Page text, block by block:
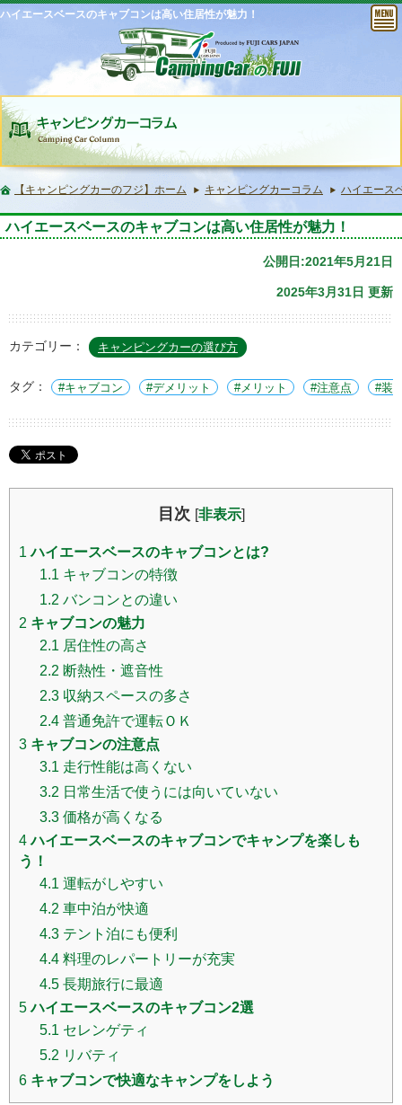
ハイエースベースのキャブコンは高い住居性が魅力！
【キャンピングカーのフジ】ホーム キャンピングカーコラム ハイエース
ハイエースベースのキャブコンは高い住居性が魅力！
公開日:2021年5月21日
2025年3月31日 更新
カテゴリー： キャンピングカーの選び方
タグ： キャブコン デメリット メリット 注意点 装
目次 [非表示]
1 ハイエースベースのキャブコンとは?
1.1 キャブコンの特徴
1.2 バンコンとの違い
2 キャブコンの魅力
2.1 居住性の高さ
2.2 断熱性・遮音性
2.3 収納スペースの多さ
2.4 普通免許で運転ＯＫ
3 キャブコンの注意点
3.1 走行性能は高くない
3.2 日常生活で使うには向いていない
3.3 価格が高くなる
4ハイエースベースのキャブコンでキャンプを楽しも
う！
4.1 運転がしやすい
4.2 車中泊が快適
4.3 テント泊にも便利
4.4 料理のレパートリーが充実
4.5 長期旅行に最適
5ハイエースベースのキャブコン2選
5.1 セレンゲティ
5.2 リバティ
6 キャブコンで快適なキャンプをしよう